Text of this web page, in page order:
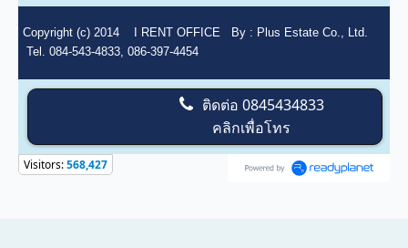
Copyright (c) 2014 I RENT OFFICE By : Plus Estate Co., Ltd.
Tel. 084-543-4833, 086-397-4454
ติดต่อ 0845434833
คลิกเพื่อโทร
Visitors:568,427